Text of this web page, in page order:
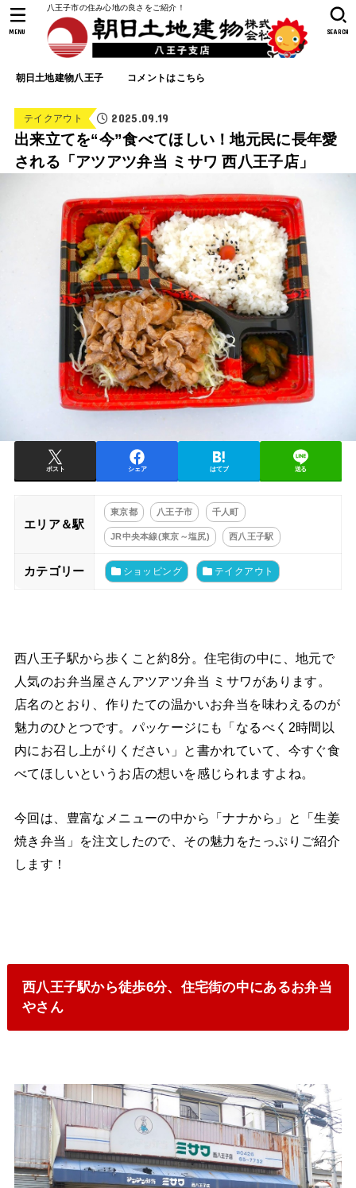
八王子市の住み心地の良さをご紹介！
朝日土地建物八王子 コメントはこちら
SEARCH
MENU
テイクアウト 2025.09.19
出来立てを“今”食べてほしい！地元民に長年愛
される「アツアツ弁当 ミサワ 西八王子店」
ポスト シェア はてブ 送る
エリア＆駅
東京都 八王子市 千人町
JR中央本線(東京～塩尻) 西八王子駅
カテゴリー ショッピング テイクアウト
西八王子駅から歩くこと約8分。住宅街の中に、地元で
人気のお弁当屋さんアツアツ弁当 ミサワがあります。
店名のとおり、作りたての温かいお弁当を味わえるのが
魅力のひとつです。パッケージにも「なるべく2時間以
内にお召し上がりください」と書かれていて、今すぐ食
べてほしいというお店の想いを感じられますよね。
今回は、豊富なメニューの中から「ナナから」と「生姜
焼き弁当」を注文したので、その魅力をたっぷりご紹介
します！
西八王子駅から徒歩6分、住宅街の中にあるお弁当
やさん